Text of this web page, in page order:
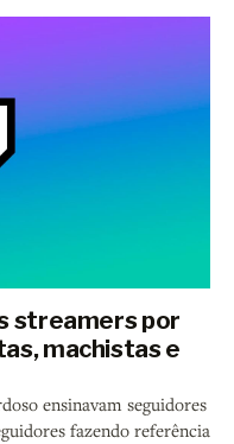
streamers por
machistas e
ensinavam seguidores
fazendo referência